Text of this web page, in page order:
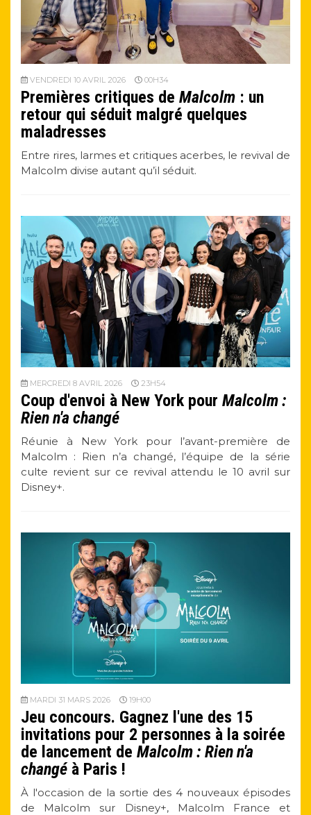
VENDREDI 10 AVRIL 2026 00H34
Premières critiques de Malcolm : un
retour qui séduit malgré quelques
maladresses
Entre rires, larmes et critiques acerbes, le revival de
Malcolm divise autant qu’il séduit.
MERCREDI 8 AVRIL 2026 23H54
Coup d'envoi à New York pour Malcolm :
Rien n'a changé
Réunie à New York pour l’avant-première de
Malcolm : Rien n’a changé, l’équipe de la série
culte revient sur ce revival attendu le 10 avril sur
Disney+.
MARDI 31 MARS 2026 19H00
Jeu concours. Gagnez l'une des 15
invitations pour 2 personnes à la soirée
de lancement de Malcolm : Rien n'a
changéà Paris !
À l'occasion de la sortie des 4 nouveaux épisodes
de Malcolm sur Disney+, Malcolm France et